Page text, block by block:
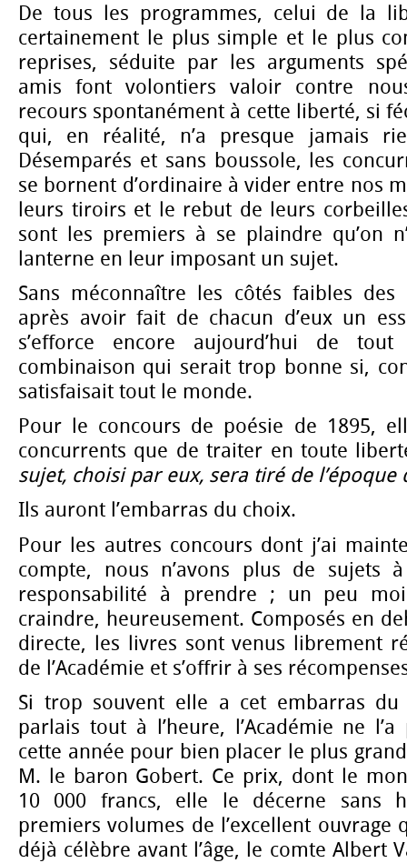
De tous les programmes, celui de la
certainement le plus simple et le plus
reprises, séduite par les arguments
amis font volontiers valoir contre
recours spontanément à cette liberté, si
qui, en réalité, n’a presque jamais
Désemparés et sans boussole, les
se bornent d’ordinaire à vider entre nos
leurs tiroirs et le rebut de leurs
sont les premiers à se plaindre qu’on
lanterne en leur imposant un sujet.
Sans méconnaître les côtés faibles des
après avoir fait de chacun d’eux un
s’efforce encore aujourd’hui de
combinaison qui serait trop bonne si,
satisfaisait tout le monde.
Pour le concours de poésie de 1895,
concurrents que de traiter en toute
sujet, choisi par eux, sera tiré de l’époque
Ils auront l’embarras du choix.
Pour les autres concours dont j’ai
compte, nous n’avons plus de sujets
responsabilité à prendre ; un peu
craindre, heureusement. Composés en
directe, les livres sont venus librement
de l’Académie et s’offrir à ses
Si trop souvent elle a cet embarras
parlais tout à l’heure, l’Académie ne
cette année pour bien placer le plus
M. le baron Gobert. Ce prix, dont le
10 000 francs, elle le décerne sans
premiers volumes de l’excellent ouvrage
déjà célèbre avant l’âge, le comte Albert